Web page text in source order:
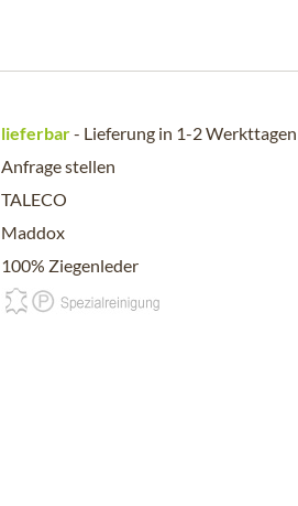
lieferbar- Lieferung in 1-2 Werkttagen
Anfrage stellen
TALECO
Maddox
100% Ziegenleder